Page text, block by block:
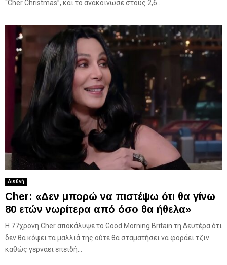
“Cher Christmas”, και το ανακοίνωσε στους 2,6...
Διεθνή
Cher: «Δεν μπορώ να πιστέψω ότι θα γίνω
80 ετών νωρίτερα από όσο θα ήθελα»
Η 77χρονη Cher αποκάλυψε το Good Morning Britain τη Δευτέρα ότι
δεν θα κόψει τα μαλλιά της ούτε θα σταματήσει να φοράει τζιν
καθώς γερνάει επειδή...